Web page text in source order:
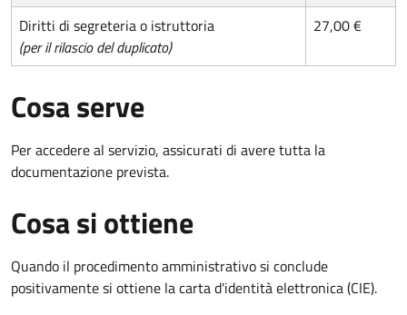
Diritti di segreteria o istruttoria
(per il rilascio del duplicato)
27,00 €
Cosa serve
Per accedere al servizio, assicurati di avere tutta la
documentazione prevista.
Cosa si ottiene
Quando il procedimento amministrativo si conclude
positivamente si ottiene la carta d'identità elettronica (CIE).